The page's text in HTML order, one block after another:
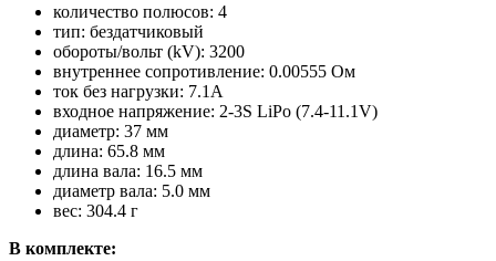
количество полюсов: 4
тип: бездатчиковый
обороты/вольт (kV): 3200
внутреннее сопротивление: 0.00555 Ом
ток без нагрузки: 7.1A
входное напряжение: 2-3S LiPo (7.4-11.1V)
диаметр: 37 мм
длина: 65.8 мм
длина вала: 16.5 мм
диаметр вала: 5.0 мм
вес: 304.4 г
В комплекте: